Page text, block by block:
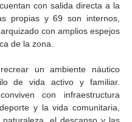
con salida directa a la
propias y 69 son internos,
con amplios espejos
de la zona.
un ambiente náutico
de vida activo y familiar.
con infraestructura
y la vida comunitaria,